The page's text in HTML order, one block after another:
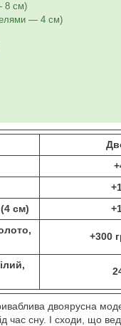
8 см)
— 4 см)
см)
+300
двоярусна
час сну. І сходи, що